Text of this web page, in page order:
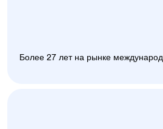
Более 27 лет на рынке